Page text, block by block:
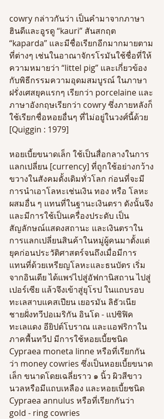
cowry กล่าวกันว่า เป็นคำมาจากภาษา
ฮินดีและอูรดู “kauri” สันสกฤต
“kaparda” และมีชื่อเรียกอีกมากมายตาม
ที่ต่างๆ เช่นในอาณาจักรโรมันใช้ชื่อที่ให้
ความหมายว่า “littel pig” และเกี่ยวข้อง
กับพิธีกรรมความอุดมสมบูรณ์ ในภาษา
ฝรั่งเศสยุคแรกๆ เรียกว่า porcelaine และ
ภาษาอังกฤษเรียกว่า cowry ซึ่งภายหลังก็
ใช้เรียกชื่อหอยอื่นๆ ที่ไม่อยู่ในวงศ์นี้ด้วย
[Quiggin : 1979]
หอยเบี้ยขนาดเล็ก ใช้เป็นสื่อกลางในการ
แลกเปลี่ยน [currency] ที่ถูกใช้อย่างกว้าง
ขวางในสังคมดั้งเดิมทั่วโลก ก่อนที่จะมี
การนำเอาโลหะเช่นเงิน ทอง หรือ โลหะ
ผสมอื่น ๆ แทนที่ในฐานะเงินตรา ดังนั้นจึง
และมีการใช้เป็นเครื่องประดับ เป็น
สัญลักษณ์แสดงสถานะ และเงินตราใน
การแลกเปลี่ยนสินค้าในหมู่ผู้คนมาตั้งแต่
ยุคก่อนประวัติศาสตร์จนถึงเมื่อมีการ
แทนที่ด้วยเหรียญโลหะและธนบัตร เริ่ม
จากอินเดีย ได้แพร่ไปสู่อัฟกานิสถาน ไปสู่
เปอร์เซีย แล้วจึงเข้าสู่ยุโรป ในแถบรอบ
ทะเลสาบแคสเปียน เยอรมัน ลิธัวเนีย
ชายฝั่งทวีปอเมริกัน อินโด - แปซิฟิค
ทะเลแดง อียิปต์โบราณ และแอฟริกาใน
ภาคพื้นทวีป มีการใช้หอยเบี้ยชนิด
Cypraea moneta linne หรือที่เรียกกัน
ว่า money cowries ซึ่งเป็นหอยเบี้ยขนาด
เล็ก ขนาดโดยเฉลี่ยราว ๑ นิ้ว ผิวสีขาว
นวลหรือมีแถบเหลือง และหอยเบี้ยชนิด
Cypraea annulus หรือที่เรียกกันว่า
gold - ring cowries